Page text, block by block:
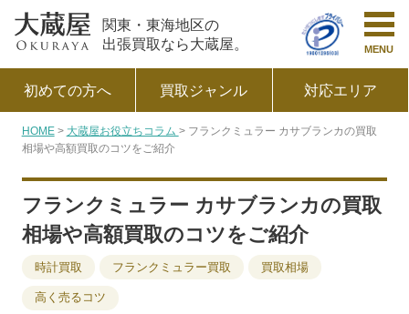
関東・東海地区の
出張買取なら大蔵屋。
MENU
初めての方へ 買取ジャンル 対応エリア
HOME 大蔵屋お役立ちコラム
フランクミュラー カサブランカの買取
相場や高額買取のコツをご紹介
フランクミュラー カサブランカの買取
相場や高額買取のコツをご紹介
時計買取 フランクミュラー買取 買取相場
高く売るコツ